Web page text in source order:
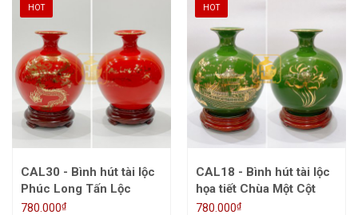
HOT
CAL30 - Bình hút tài lộc
Phúc Long Tấn Lộc
780.000₫
HOT
CAL18 - Bình hút tài lộc
họa tiết Chùa Một Cột
780.000₫